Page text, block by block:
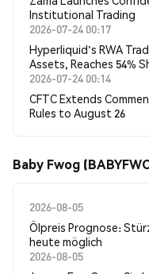
Institutional Trading
2026-07-24 00:17
Hyperliquid's RWA
Assets, Reaches 54%
2026-07-24 00:14
CFTC Extends
Rules to August 26
Baby Fwog
2026-08-05
Ölpreis Prognose:
heute möglich
2026-08-05